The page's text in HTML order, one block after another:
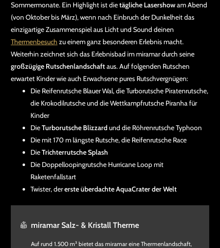
Sommermonate. Ein Highlight ist dietägliche Lasershowam Abend
(von Oktober bis März), wenn nach Einbruch der Dunkelheit das
einzigartige Zusammenspiel aus Licht und Sound deinen
Thermenbesuch zu einem ganz besonderen Erlebnis macht.
Weiterhin zeichnet sich das Erlebnisbad im miramar durch seine
großzügige Rutschenlandschaftaus. Auf folgenden Rutschen
erwartet Kinder wie auch Erwachsene pures Rutschvergnügen:
Die Reifenrutsche Blauer Wal, die Turborutsche Piratenrutsche,
die Krokodilrutsche und die Wettkampfrutsche Piranha für
Kinder
DieTurborutsche Blizzardund die Röhrenrutsche Typhoon
Die mit 170 m längste Rutsche, die Reifenrutsche Race
DieTrichterrutsche Splash
Die Doppelloopingrutsche Hurricane Loop mit
Raketenfallstart
Twister, dererste überdachte AquaCrater der Welt
miramar Salz- & Kristall Therme
Auf rund 1.500 m² bietet das miramar eine Thermenlandschaft,